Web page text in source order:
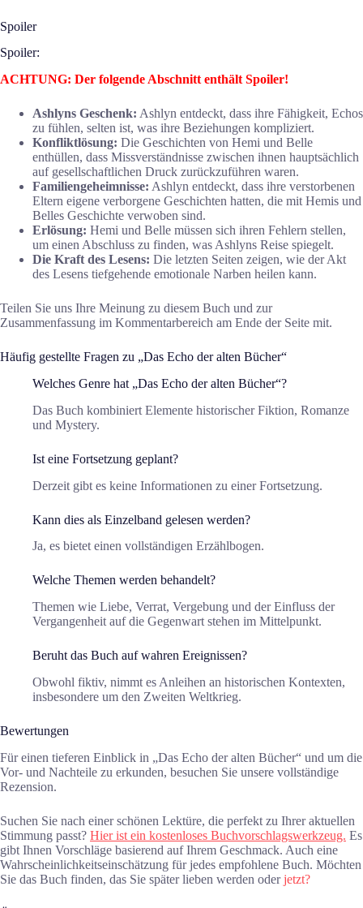
Spoiler
Spoiler:
ACHTUNG: Der folgende Abschnitt enthält Spoiler!
Ashlyns Geschenk: Ashlyn entdeckt, dass ihre Fähigkeit, Echos
zu fühlen, selten ist, was ihre Beziehungen kompliziert.
Konfliktlösung: Die Geschichten von Hemi und Belle
enthüllen, dass Missverständnisse zwischen ihnen hauptsächlich
auf gesellschaftlichen Druck zurückzuführen waren.
Familiengeheimnisse: Ashlyn entdeckt, dass ihre verstorbenen
Eltern eigene verborgene Geschichten hatten, die mit Hemis und
Belles Geschichte verwoben sind.
Erlösung: Hemi und Belle müssen sich ihren Fehlern stellen,
um einen Abschluss zu finden, was Ashlyns Reise spiegelt.
Die Kraft des Lesens: Die letzten Seiten zeigen, wie der Akt
des Lesens tiefgehende emotionale Narben heilen kann.
Teilen Sie uns Ihre Meinung zu diesem Buch und zur
Zusammenfassung im Kommentarbereich am Ende der Seite mit.
Häufig gestellte Fragen zu „Das Echo der alten Bücher“
Welches Genre hat „Das Echo der alten Bücher“?
Das Buch kombiniert Elemente historischer Fiktion, Romanze
und Mystery.
Ist eine Fortsetzung geplant?
Derzeit gibt es keine Informationen zu einer Fortsetzung.
Kann dies als Einzelband gelesen werden?
Ja, es bietet einen vollständigen Erzählbogen.
Welche Themen werden behandelt?
Themen wie Liebe, Verrat, Vergebung und der Einfluss der
Vergangenheit auf die Gegenwart stehen im Mittelpunkt.
Beruht das Buch auf wahren Ereignissen?
Obwohl fiktiv, nimmt es Anleihen an historischen Kontexten,
insbesondere um den Zweiten Weltkrieg.
Bewertungen
Für einen tieferen Einblick in „Das Echo der alten Bücher“ und um die
Vor- und Nachteile zu erkunden, besuchen Sie unsere vollständige
Rezension.
Suchen Sie nach einer schönen Lektüre, die perfekt zu Ihrer aktuellen
Stimmung passt? Hier ist ein kostenloses Buchvorschlagswerkzeug. Es
gibt Ihnen Vorschläge basierend auf Ihrem Geschmack. Auch eine
Wahrscheinlichkeitseinschätzung für jedes empfohlene Buch. Möchten
Sie das Buch finden, das Sie später lieben werden oderjetzt?